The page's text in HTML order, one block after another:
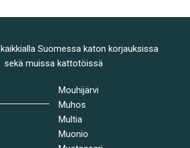
Suomessa katon korjauksissa
sekä muissa kattotöissä
Mouhijärvi
Muhos
Multia
Muonio